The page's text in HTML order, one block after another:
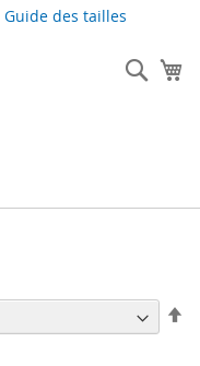
Guide des tailles